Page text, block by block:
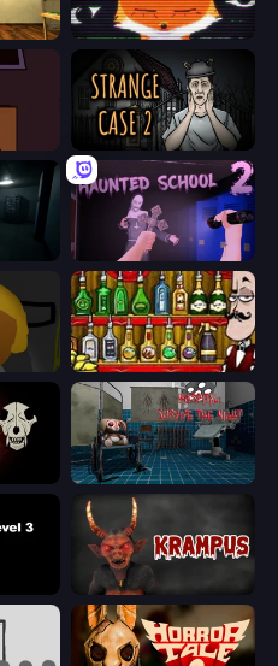
Death Attraction: Horror Game SYNTAXIA
Escape Room: Strange Case 2
Haunted School 2
Bartender The Right Mix
Hospital: Survive the Night
Krampus